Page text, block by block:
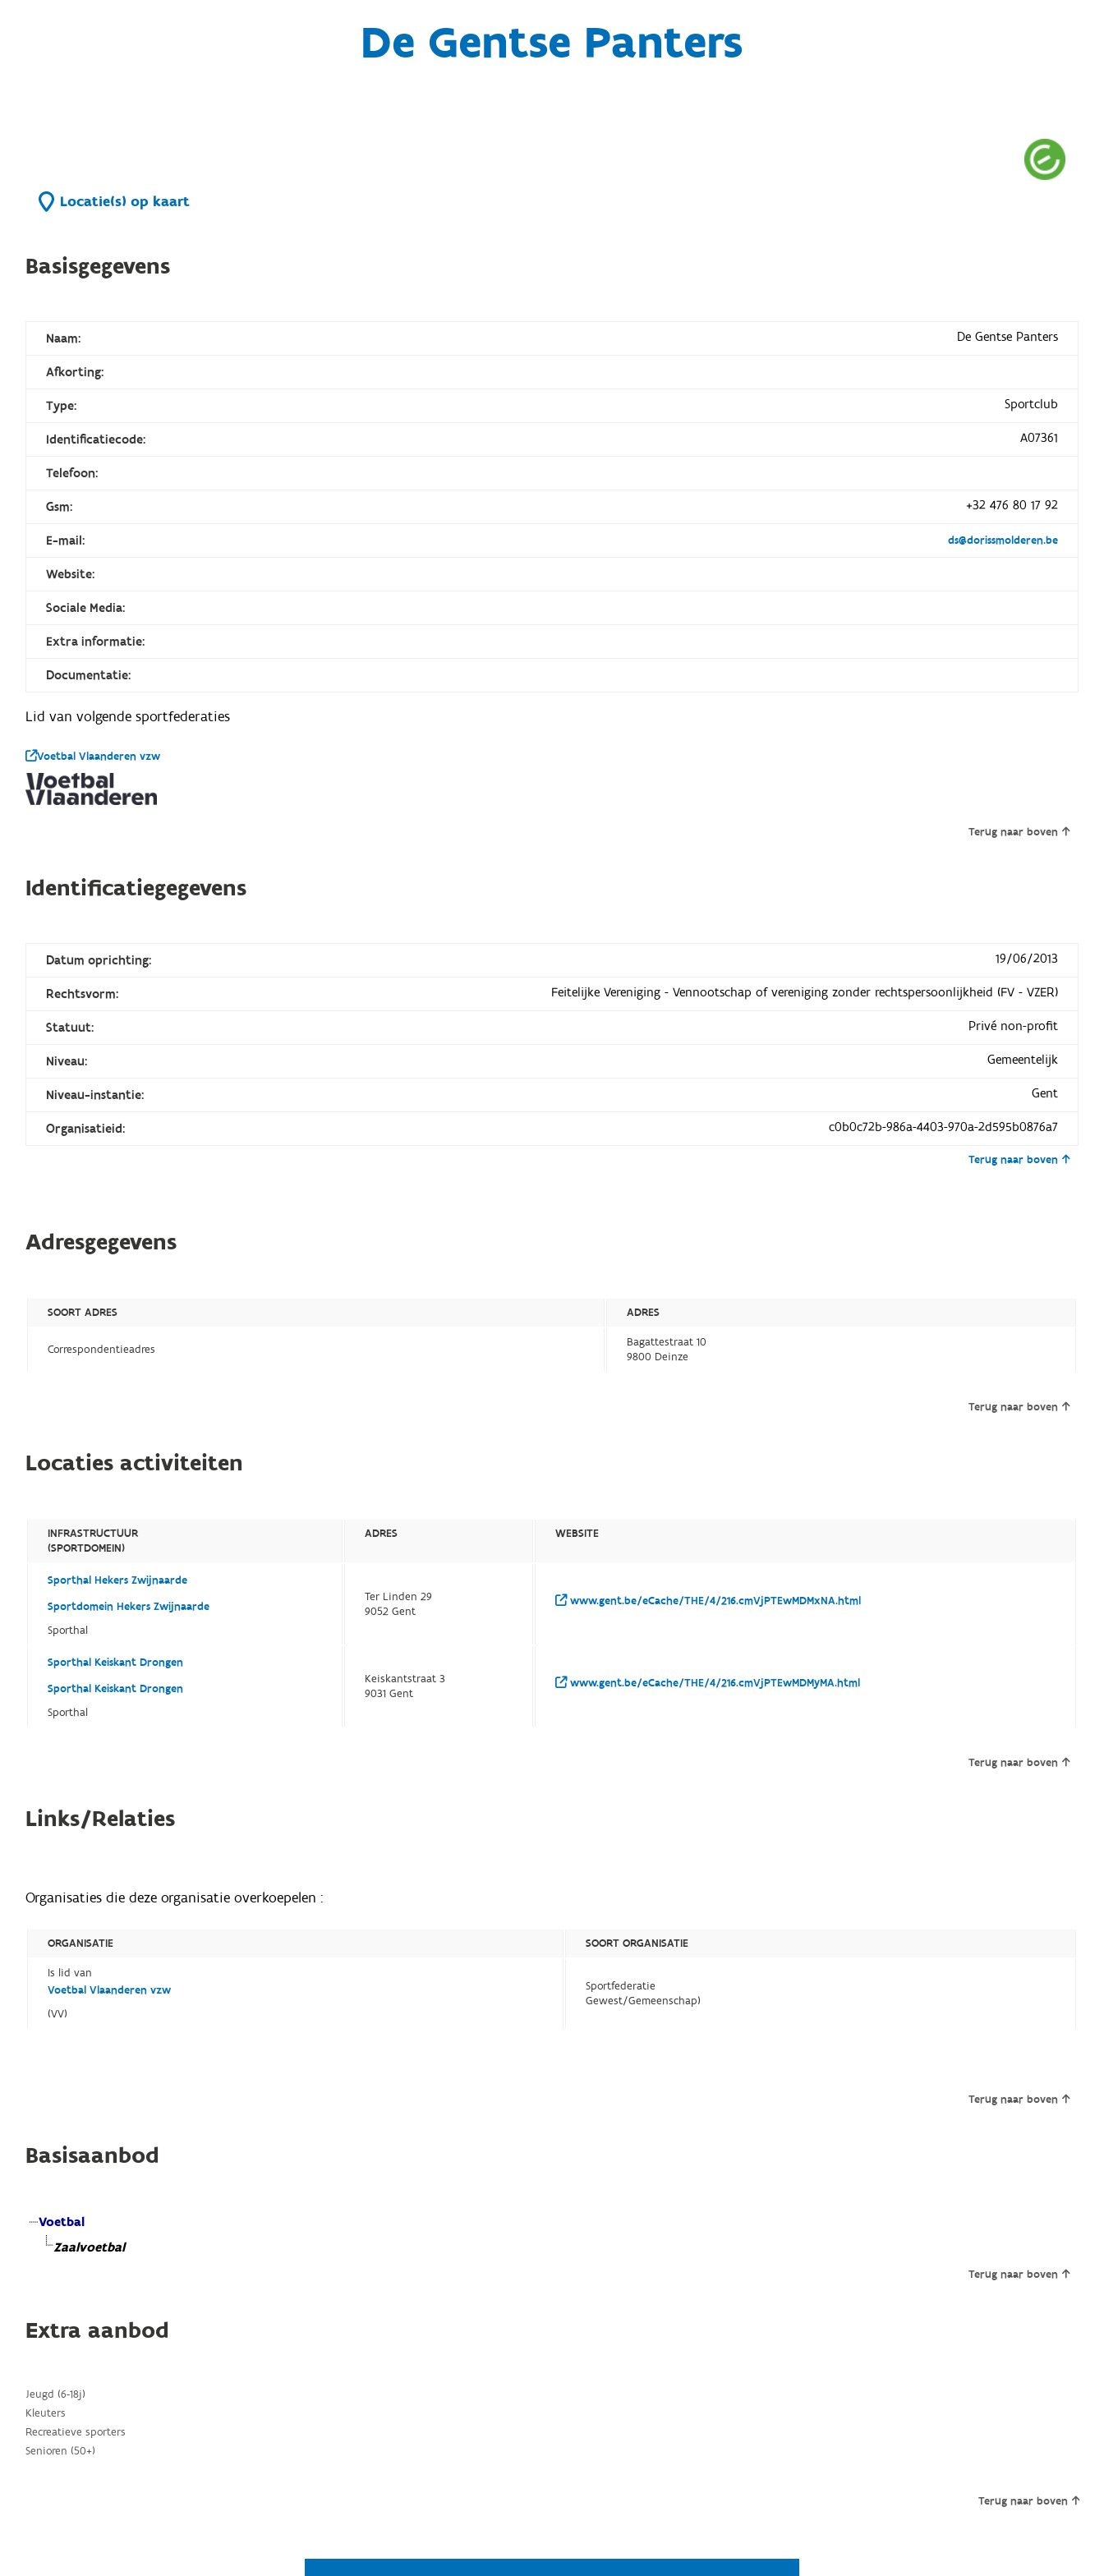
De Gentse Panters
Locatie(s) op kaart
Basisgegevens
Naam: De Gentse Panters
Afkorting:
Type: Sportclub
Identificatiecode: A07361
Telefoon:
Gsm: +32 476 80 17 92
E-mail: ds@dorissmolderen.be
Website:
Sociale Media:
Extra informatie:
Documentatie:
Lid van volgende sportfederaties
Voetbal Vlaanderen vzw
Terug naar boven
Identificatiegegevens
Datum oprichting: 19/06/2013
Rechtsvorm: Feitelijke Vereniging - Vennootschap of vereniging zonder rechtspersoonlijkheid (FV - VZER)
Statuut: Privé non-profit
Niveau: Gemeentelijk
Niveau-instantie: Gent
Organisatieid: c0b0c72b-986a-4403-970a-2d595b0876a7
Terug naar boven
Adresgegevens
SOORT ADRES ADRES
Correspondentieadres
Bagattestraat 10
9800 Deinze
Terug naar boven
Locaties activiteiten
INFRASTRUCTUUR
(SPORTDOMEIN)
ADRES WEBSITE
Sporthal Hekers Zwijnaarde
Sportdomein Hekers Zwijnaarde
Sporthal
Ter Linden 29
9052 Gent
www.gent.be/eCache/THE/4/216.cmVjPTEwMDMxNA.html
Sporthal Keiskant Drongen
Sporthal Keiskant Drongen
Sporthal
Keiskantstraat 3
9031 Gent
www.gent.be/eCache/THE/4/216.cmVjPTEwMDMyMA.html
Terug naar boven
Links/Relaties
Organisaties die deze organisatie overkoepelen :
ORGANISATIE
SOORT ORGANISATIE
Is lid van
Voetbal Vlaanderen vzw
(VV)
Sportfederatie
Gewest/Gemeenschap)
Terug naar boven
Basisaanbod
Voetbal
Zaalvoetbal
Terug naar boven
Extra aanbod
Jeugd (6-18j)
Kleuters
Recreatieve sporters
Senioren (50+)
Terug naar boven